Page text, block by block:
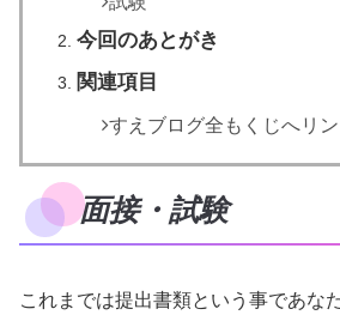
今回のあとがき
関連項目
すえブログ全もくじへリン
面接・試験
これまでは提出書類という事であな